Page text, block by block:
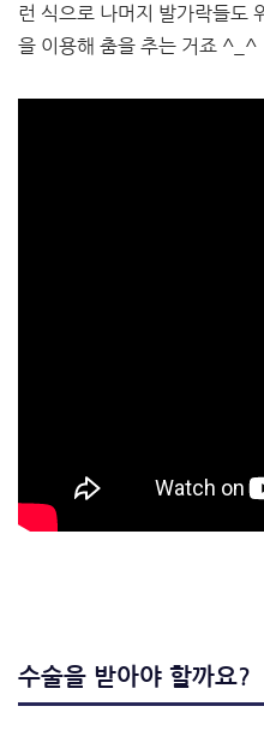
런 식으로 나머지 발가락들도
을 이용해 춤을 추는 거죠 ^_^
수술을 받아야 할까요?